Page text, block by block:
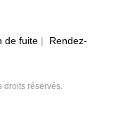
de fuite | Rendez-
droits réservés.